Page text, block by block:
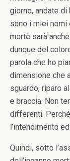
giorno, andate
sono i miei nomi
morte sarà
dunque del
parola che ho
dimensione che
sguardo, riparo
e braccia. Non
differenti.
l’intendimento
Quindi, sotto